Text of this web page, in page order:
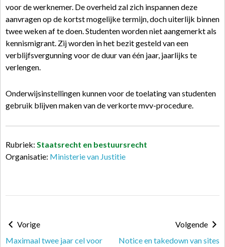
voor de werknemer. De overheid zal zich inspannen deze
aanvragen op de kortst mogelijke termijn, doch uiterlijk binnen
twee weken af te doen. Studenten worden niet aangemerkt als
kennismigrant. Zij worden in het bezit gesteld van een
verblijfsvergunning voor de duur van één jaar, jaarlijks te
verlengen.
Onderwijsinstellingen kunnen voor de toelating van studenten
gebruik blijven maken van de verkorte mvv-procedure.
Rubriek: Staatsrecht en bestuursrecht
Organisatie: Ministerie van Justitie
Vorige
Maximaal twee jaar cel voor
Volgende
Notice en takedown van sites